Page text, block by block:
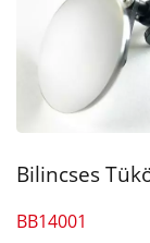
Bilincses
BB14001